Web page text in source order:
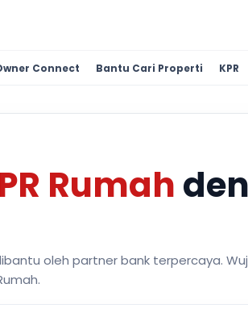
Connect Bantu Cari Properti KPR
Rumah
oleh partner bank terpercaya.